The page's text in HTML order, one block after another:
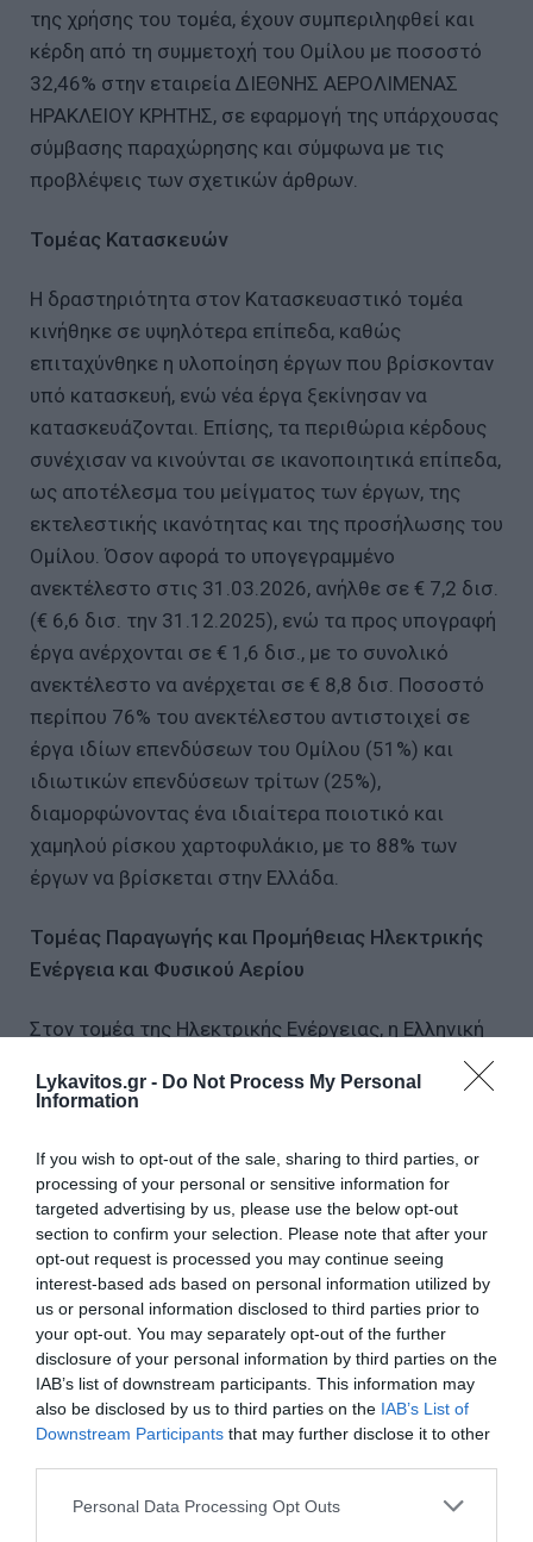
Lykavitos.gr - Do Not Process My Personal
Information
If you wish to opt-out of the sale, sharing to third parties, or
processing of your personal or sensitive information for
targeted advertising by us, please use the below opt-out
section to confirm your selection. Please note that after your
opt-out request is processed you may continue seeing
interest-based ads based on personal information utilized by
us or personal information disclosed to third parties prior to
your opt-out. You may separately opt-out of the further
disclosure of your personal information by third parties on the
IAB’s list of downstream participants. This information may
also be disclosed by us to third parties on the IAB’s List of
Downstream Participants that may further disclose it to other
Please note that this website/app uses one or more Google
Personal Data Processing Opt Outs
της χρήσης του τομέα, έχουν συμπεριληφθεί και
κέρδη από τη συμμετοχή του Ομίλου με ποσοστό
32,46% στην εταιρεία ΔΙΕΘΝΗΣ ΑΕΡΟΛΙΜΕΝΑΣ
ΗΡΑΚΛΕΙΟΥ ΚΡΗΤΗΣ, σε εφαρμογή της υπάρχουσας
σύμβασης παραχώρησης και σύμφωνα με τις
προβλέψεις των σχετικών άρθρων.
Τομέας Κατασκευών
Η δραστηριότητα στον Κατασκευαστικό τομέα
κινήθηκε σε υψηλότερα επίπεδα, καθώς
επιταχύνθηκε η υλοποίηση έργων που βρίσκονταν
υπό κατασκευή, ενώ νέα έργα ξεκίνησαν να
κατασκευάζονται. Επίσης, τα περιθώρια κέρδους
συνέχισαν να κινούνται σε ικανοποιητικά επίπεδα,
ως αποτέλεσμα του μείγματος των έργων, της
εκτελεστικής ικανότητας και της προσήλωσης του
Ομίλου. Όσον αφορά το υπογεγραμμένο
ανεκτέλεστο στις 31.03.2026, ανήλθε σε € 7,2 δισ.
(€ 6,6 δισ. την 31.12.2025), ενώ τα προς υπογραφή
έργα ανέρχονται σε € 1,6 δισ., με το συνολικό
ανεκτέλεστο να ανέρχεται σε € 8,8 δισ. Ποσοστό
περίπου 76% του ανεκτέλεστου αντιστοιχεί σε
έργα ιδίων επενδύσεων του Ομίλου (51%) και
ιδιωτικών επενδύσεων τρίτων (25%),
διαμορφώνοντας ένα ιδιαίτερα ποιοτικό και
χαμηλού ρίσκου χαρτοφυλάκιο, με το 88% των
έργων να βρίσκεται στην Ελλάδα.
Τομέας Παραγωγής και Προμήθειας Ηλεκτρικής
Ενέργεια και Φυσικού Αερίου
Στον τομέα της Ηλεκτρικής Ενέργειας, η Ελληνική
αγορά παρουσίασε μικρή αύξηση της ζήτησης κατά
1,3%, όμως η συνολική ζήτηση αυξήθηκε σημαντικά
οποίες στο πρώτο τρίμηνο του έτους ανήλθαν σε
3,4 TWh σε καθαρή βάση. Η τιμή ενέργειας στην
χονδρεμπορική αγορά υποχώρησε κατά 28,6%.
Όσον αφορά τον Όμιλο, η παραγωγή από την
μονάδα του Ηρων παρέμεινε σχεδόν σταθερή στις
0,4 TWh ενώ η μονάδα την Κομοτηνής παρήγαγε
0,75 TWh. Στον τομέα Προμήθειας Ηλεκτρισμού και
Φυσικού Αερίου σε τελικούς καταναλωτές, η
εταιρεία ΗΡΩΝ διατήρησε το μερίδιο αγοράς της
στο 10%, αυξάνοντας τον αριθμό των πελατών της,
και του Φυσικού Αερίου. Οι συνολικές πωλήσεις